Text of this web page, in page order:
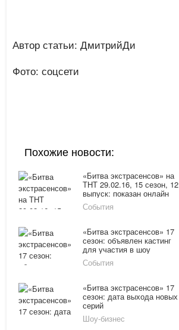
Автор статьи: ДмитрийДи
Фото: соцсети
Похожие новости:
«Битва экстрасенсов» на
ТНТ 29.02.16, 15 сезон, 12
выпуск: показан онлайн
повтор от 6 декабря 2014
года
События
«Битва экстрасенсов» 17
сезон: объявлен кастинг
для участия в шоу
События
«Битва экстрасенсов» 17
сезон: дата выхода новых
серий
Шоу-бизнес